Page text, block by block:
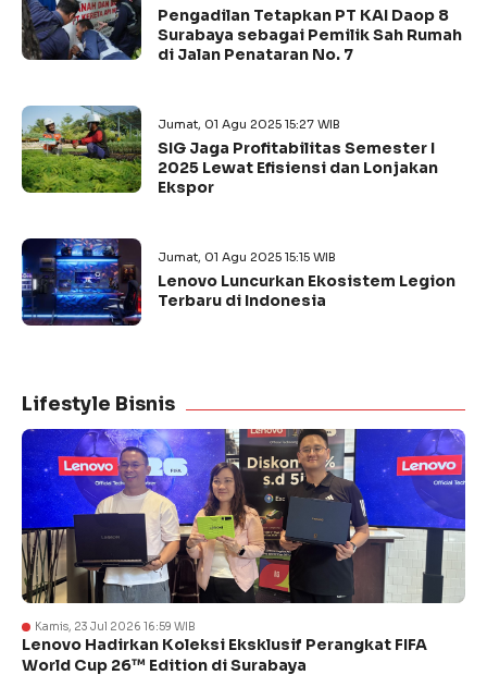
Pengadilan Tetapkan PT KAI Daop 8
Surabaya sebagai Pemilik Sah Rumah
di Jalan Penataran No. 7
Jumat, 01 Agu 2025 15:27 WIB
SIG Jaga Profitabilitas Semester I
2025 Lewat Efisiensi dan Lonjakan
Ekspor
Jumat, 01 Agu 2025 15:15 WIB
Lenovo Luncurkan Ekosistem Legion
Terbaru di Indonesia
Lifestyle Bisnis
Kamis, 23 Jul 2026 16:59 WIB
Lenovo Hadirkan Koleksi Eksklusif Perangkat FIFA
World Cup 26™ Edition di Surabaya